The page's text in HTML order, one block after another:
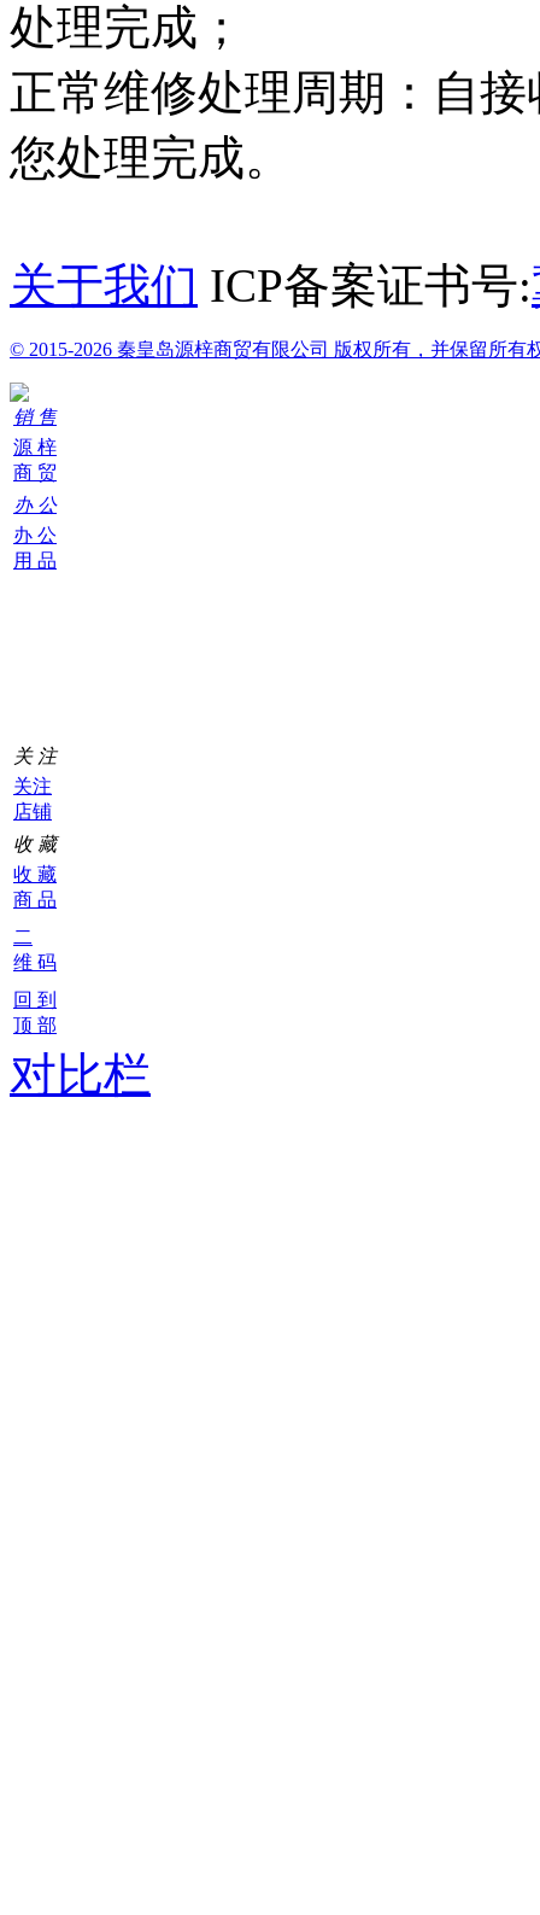
处理完成；
正常维修处理周期：自
您处理完成。
关于我们 ICP备案证书号:
© 2015-2026 秦皇岛源梓商贸有限公司 版权所有，并保留所有
销 售
源 梓
商 贸
办 公
办 公
用 品
关 注
关注
店铺
收 藏
收 藏
商 品
二
维 码
回 到
顶 部
对比栏